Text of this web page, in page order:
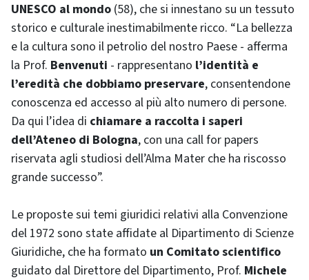
UNESCO al mondo (58), che si innestano su un tessuto
storico e culturale inestimabilmente ricco. “La bellezza
e la cultura sono il petrolio del nostro Paese - afferma
la Prof. Benvenuti - rappresentano l’identità e
l’eredità che dobbiamo preservare, consentendone
conoscenza ed accesso al più alto numero di persone.
Da qui l’idea di chiamare a raccolta i saperi
dell’Ateneo di Bologna, con una call for papers
riservata agli studiosi dell’Alma Mater che ha riscosso
grande successo”.
Le proposte sui temi giuridici relativi alla Convenzione
del 1972 sono state affidate al Dipartimento di Scienze
Giuridiche, che ha formato un Comitato scientifico
guidato dal Direttore del Dipartimento, Prof. Michele